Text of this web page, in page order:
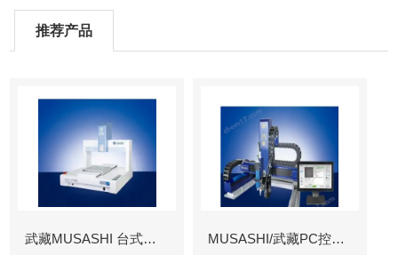
推荐产品
武藏MUSASHI 台式涂布机械臂 MUSASHI/武藏PC控制图像识别机械臂